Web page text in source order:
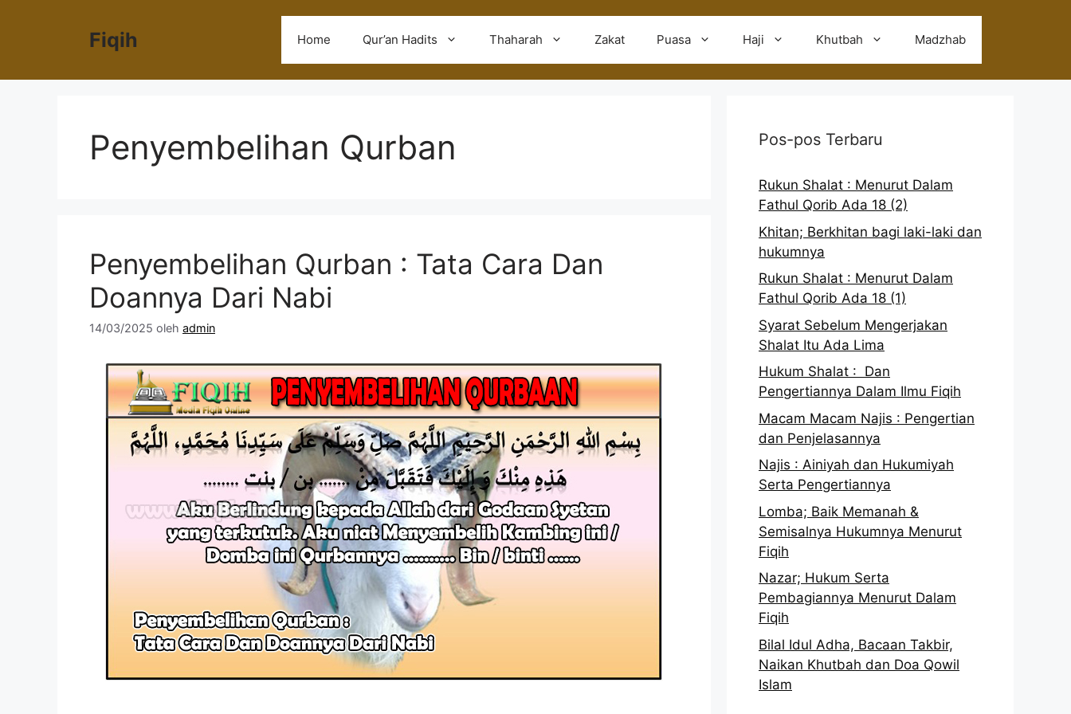
Fiqih Home Qur’an Hadits Thaharah Zakat Puasa Haji Khutbah Madzhab
Penyembelihan Qurban
Penyembelihan Qurban : Tata Cara Dan
Doannya Dari Nabi
14/03/2025 oleh admin
Pos-pos Terbaru
Rukun Shalat : Menurut Dalam
Fathul Qorib Ada 18 (2)
Khitan; Berkhitan bagi laki-laki dan
hukumnya
Rukun Shalat : Menurut Dalam
Fathul Qorib Ada 18 (1)
Syarat Sebelum Mengerjakan
Shalat Itu Ada Lima
Hukum Shalat : Dan
Pengertiannya Dalam Ilmu Fiqih
Macam Macam Najis : Pengertian
dan Penjelasannya
Najis : Ainiyah dan Hukumiyah
Serta Pengertiannya
Lomba; Baik Memanah &
Semisalnya Hukumnya Menurut
Fiqih
Nazar; Hukum Serta
Pembagiannya Menurut Dalam
Fiqih
Bilal Idul Adha, Bacaan Takbir,
Naikan Khutbah dan Doa Qowil
Islam